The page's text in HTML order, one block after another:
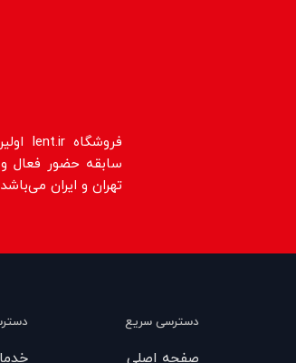
سابقه حضور فعال و
تهران و ایران
دسترسی سریع
صفحه اصلی